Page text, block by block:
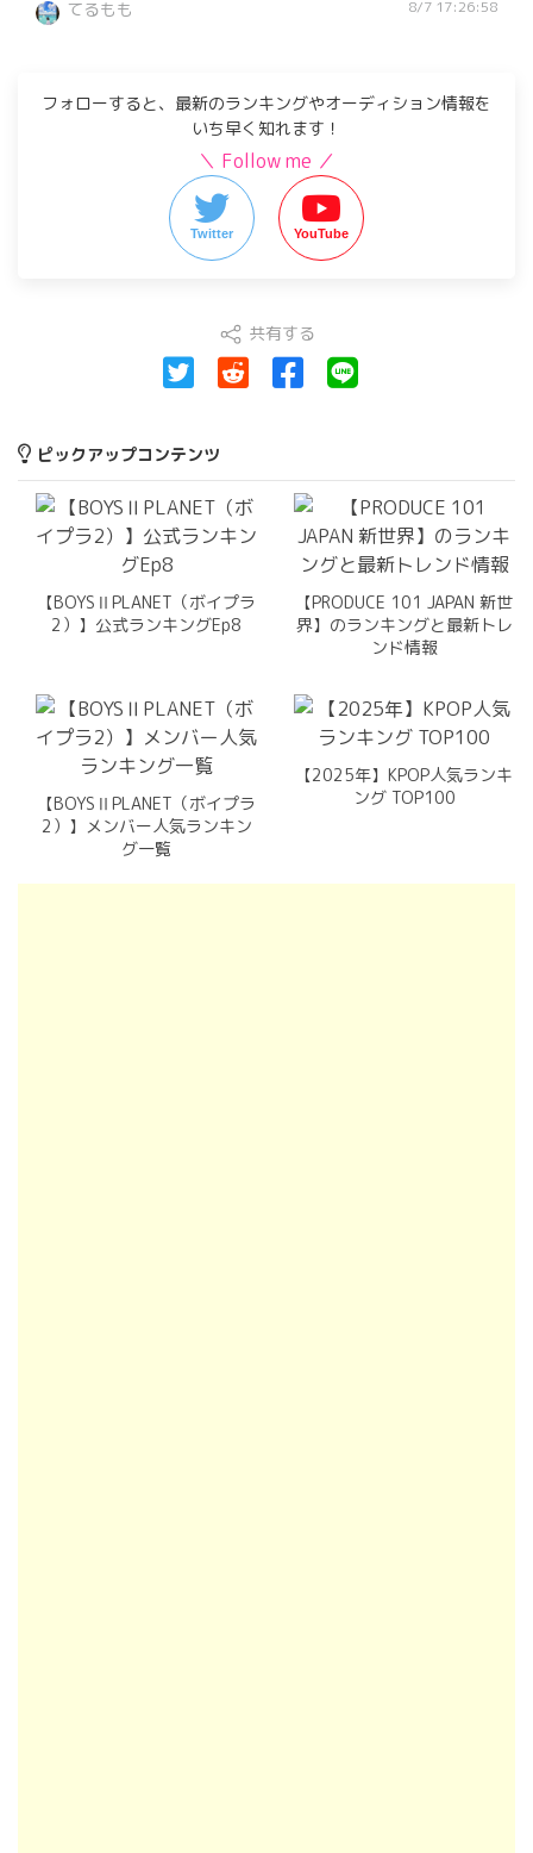
てるもも 8/7 17:26:58
フォローすると、最新のランキングやオーディション情報を
いち早く知れます！
＼ Follow me ／
Twitter YouTube
共有する
ピックアップコンテンツ
【BOYSⅡPLANET（ボイプラ
2）】公式ランキングEp8
【PRODUCE 101 JAPAN 新世
界】のランキングと最新トレ
ンド情報
【BOYSⅡPLANET（ボイプラ
2）】メンバー人気ランキン
グ一覧
【2025年】KPOP人気ランキ
ング TOP100